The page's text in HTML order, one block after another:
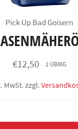
Pick Up Bad Goisern
Normaler
Preis
€12,50 2 ÜBRIG
MwSt. zzgl.